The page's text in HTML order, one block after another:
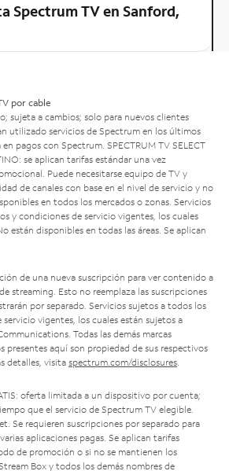
Spectrum TV en Sanford,
por cable
sujeta a cambios; solo para nuevos clientes
utilizado servicios de Spectrum en los últimos
pagos con Spectrum. SPECTRUM TV SELECT
se aplican tarifas estándar una vez
Puede necesitarse equipo de TV y
de canales con base en el nivel de servicio y no
en todos los mercados o zonas. Servicios
y condiciones de servicio vigentes, los cuales
están disponibles en todas las áreas. Se aplican
de una nueva suscripción para ver contenido a
streaming. Esto no reemplaza las suscripciones
por separado. Servicios sujetos a todos los
vigentes, los cuales están sujetos a
Todas las demás marcas
presentes aquí son propiedad de sus respectivos
detalles, visita spectrum.com/disclosures.
oferta limitada a un dispositivo por cuenta;
que el servicio de Spectrum TV elegible.
Se requieren suscripciones por separado para
aplicaciones pagas. Se aplican tarifas
de promoción o si no se mantienen los
Box y todos los demás nombres de